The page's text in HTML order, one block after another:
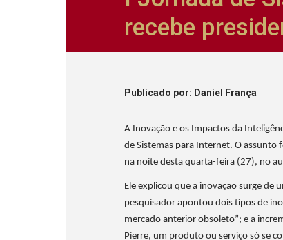
recebe
Publicado por: Daniel França
A Inovação e os Impactos da
de Sistemas para Internet. O assunto
na noite desta quarta-feira (27), no
Ele explicou que a inovação surge de
pesquisador apontou dois tipos de
mercado anterior obsoleto”; e a
Pierre, um produto ou serviço só se